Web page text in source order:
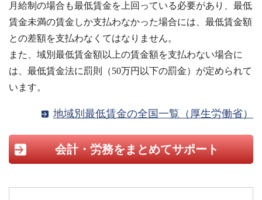
月給制の場合も最低賃金を上回っている必要があり、最低
賃金未満の賃金しか支払わなかった場合には、最低賃金額
との差額を支払わなくてはなりません。
また、域別最低賃金額以上の賃金額を支払わない場合に
は、最低賃金法に罰則（50万円以下の罰金）が定められて
います。
地域別最低賃金の全国一覧（厚生労働省）
会計・労務をまとめてサポート